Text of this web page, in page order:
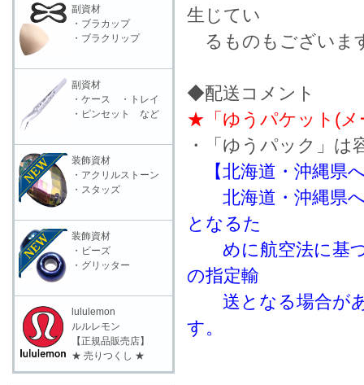
生じてい
るものもございま
◆配送コメント
★「ゆうパケット(メ
・「ゆうパック」は
【北海道・沖縄県
北海道・沖縄県へ
となるた
めに航空法に基づ
の指定輸
送となる場合があ
す。
副資材
・ブラカップ
・ブラクリップ
副資材
・ケース ・トレイ
・ピンセット など
装飾資材
・アクリルストーン
・スタッズ
装飾資材
・ビーズ
・グリッター
lululemon
ルルレモン
【正規品販売店】
★ 売りつくし ★